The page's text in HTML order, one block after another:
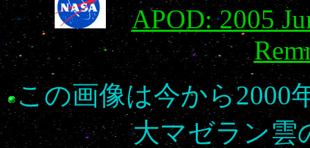
APOD: 2005
この画像は今から2000
大マゼラン雲